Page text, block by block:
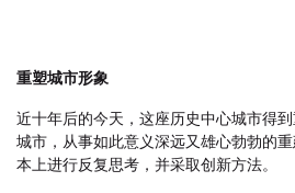
重塑城市形象
近十年后的今天，这座历史中心城市得
城市，从事如此意义深远又雄心勃勃的
本上进行反复思考，并采取创新方法。